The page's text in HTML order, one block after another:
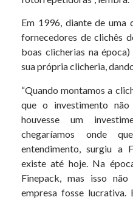
Em 1996, diante de uma
fornecedores de clichês
boas clicherias na
sua própria clicheria,
“Quando montamos a
que o investimento
houvesse um
chegaríamos onde
entendimento, surgiu a
existe até hoje. Na
Finepack, mas isso
empresa fosse lucrativa.